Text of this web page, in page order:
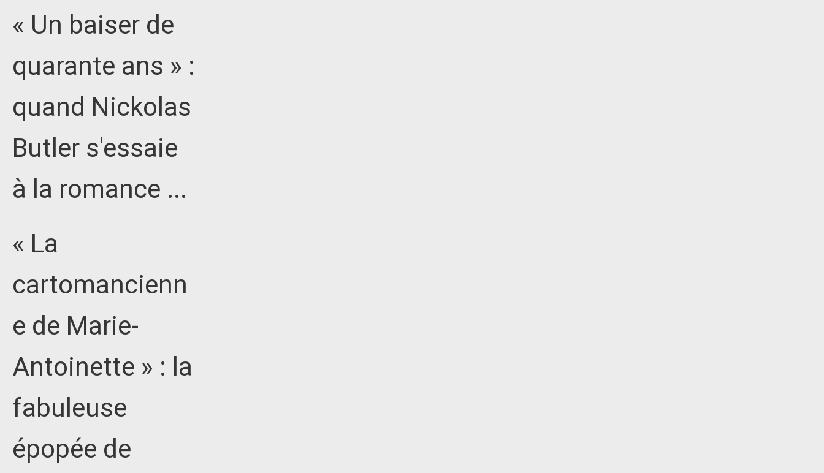
« Un baiser de
quarante ans » :
quand Nickolas
Butler s'essaie
à la romance ...
« La
cartomancienn
e de Marie-
Antoinette » : la
fabuleuse
épopée de